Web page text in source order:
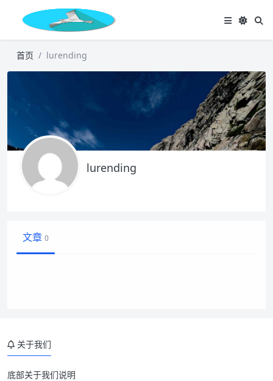
首页 lurending
lurending
文章 0
关于我们
底部关于我们说明